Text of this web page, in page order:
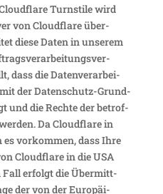
Turn­stile wird
von Cloud­flare über­
diese Daten in unserem
dass die Daten­ver­ar­bei­
der Daten­schutz-Grund­
und die Rechte der betrof­
Da Cloud­flare in
es vorkommen, dass Ihre
Cloud­flare in die USA
Fall erfolgt die Über­mitt­
der von der Euro­päi­